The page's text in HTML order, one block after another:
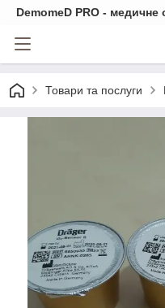
DemomeD PRO - медичне
Товари та послуги